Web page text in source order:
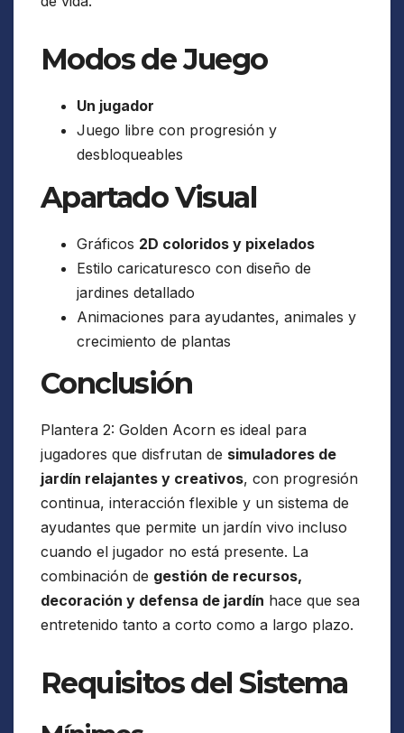
Modos de Juego
Un jugador
Juego libre con progresión y
desbloqueables
Apartado Visual
Gráficos 2D coloridos y pixelados
Estilo caricaturesco con diseño de
jardines detallado
Animaciones para ayudantes, animales y
crecimiento de plantas
Conclusión
Plantera 2: Golden Acorn es ideal para
jugadores que disfrutan de simuladores de
jardín relajantes y creativos, con progresión
continua, interacción flexible y un sistema de
ayudantes que permite un jardín vivo incluso
cuando el jugador no está presente. La
combinación de gestión de recursos,
decoración y defensa de jardín hace que sea
entretenido tanto a corto como a largo plazo.
Requisitos del Sistema